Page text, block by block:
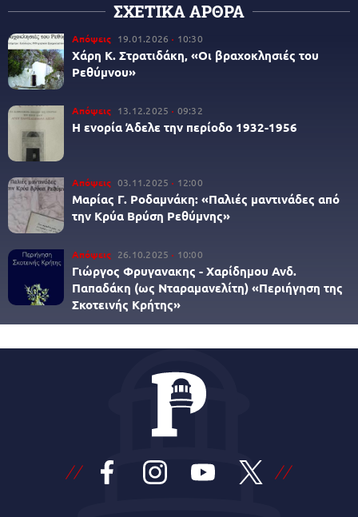
ΣΧΕΤΙΚΑ ΑΡΘΡΑ
Απόψεις 19.01.2026 10:30
Χάρη Κ. Στρατιδάκη, «Οι βραχοκλησιές του
Ρεθύμνου»
Απόψεις 13.12.2025 09:32
Η ενορία Άδελε την περίοδο 1932-1956
Απόψεις 03.11.2025 12:00
Μαρίας Γ. Ροδαμνάκη: «Παλιές μαντινάδες από
την Κρύα Βρύση Ρεθύμνης»
Απόψεις 26.10.2025 10:00
Γιώργος Φρυγανακης - Χαρίδημου Ανδ.
Παπαδάκη (ως Νταραμανελίτη) «Περιήγηση της
Σκοτεινής Κρήτης»